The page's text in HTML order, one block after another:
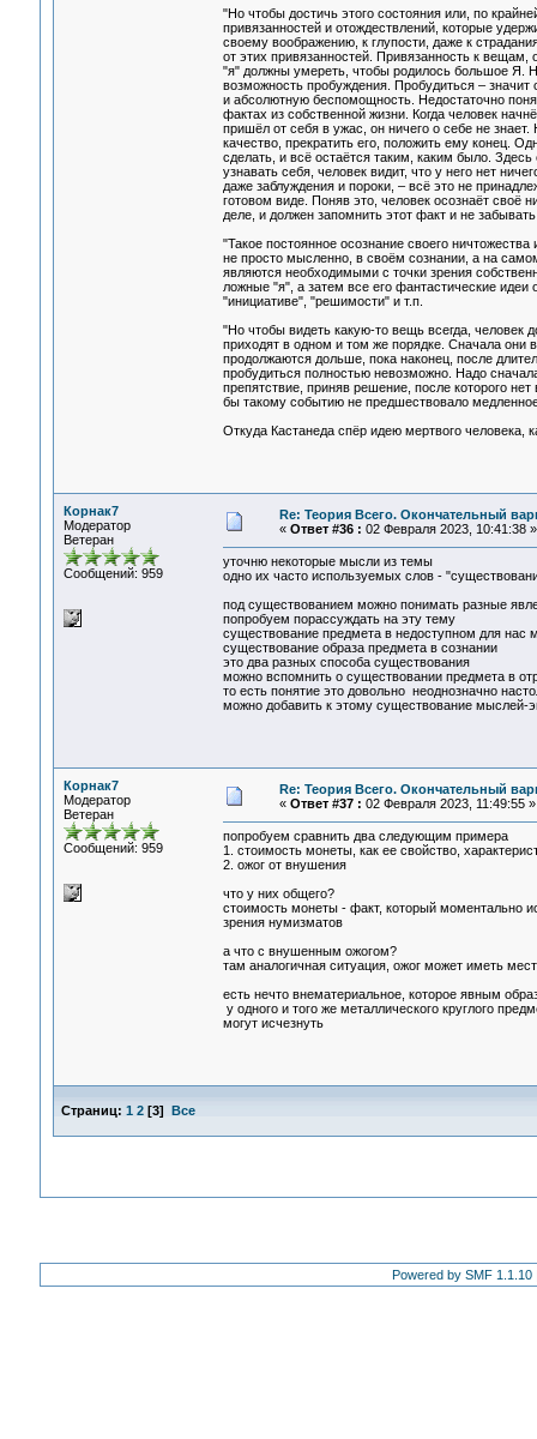
"Но чтобы достичь этого состояния или, по
привязанностей и отождествлений, которые
своему воображению, к глупости, даже к
от этих привязанностей. Привязанность к
"я" должны умереть, чтобы родилось большое Я.
возможность пробуждения. Пробудиться –
и абсолютную беспомощность. Недостаточно
фактах из собственной жизни. Когда человек
пришёл от себя в ужас, он ничего о себе не
качество, прекратить его, положить ему конец.
сделать, и всё остаётся таким, каким было.
узнавать себя, человек видит, что у него нет
даже заблуждения и пороки, – всё это не
готовом виде. Поняв это, человек осознаёт своё
деле, и должен запомнить этот факт и не
"Такое постоянное осознание своего
не просто мысленно, в своём сознании, а на
являются необходимыми с точки зрения
ложные "я", а затем все его фантастические идеи
"инициативе", "решимости" и т.п.
"Но чтобы видеть какую-то вещь всегда, человек
приходят в одном и том же порядке. Сначала они
продолжаются дольше, пока наконец, после
пробудиться полностью невозможно. Надо
препятствие, приняв решение, после которого
бы такому событию не предшествовало
Откуда Кастанеда спёр идею мертвого человека,
Корнак7
Модератор
Ветеран
Сообщений: 959
Re: Теория Всего. Окончательный
« Ответ #36 : 02 Февраля 2023, 10:41:38 »
уточню некоторые мысли из темы
одно их часто используемых слов -
под существованием можно понимать разные
попробуем порассуждать на эту тему
существование предмета в недоступном для нас
существование образа предмета в сознании
это два разных способа существования
можно вспомнить о существовании предмета в
то есть понятие это довольно неоднозначно
можно добавить к этому существование мыслей-
Корнак7
Модератор
Ветеран
Сообщений: 959
Re: Теория Всего. Окончательный
« Ответ #37 : 02 Февраля 2023, 11:49:55 »
попробуем сравнить два следующим примера
1. стоимость монеты, как ее свойство,
2. ожог от внушения
что у них общего?
стоимость монеты - факт, который моментально
зрения нумизматов
а что с внушенным ожогом?
там аналогичная ситуация, ожог может иметь
есть нечто внематериальное, которое явным
у одного и того же металлического круглого
могут исчезнуть
Страниц: 1 2[3] Все
Powered by SMF 1.1.10